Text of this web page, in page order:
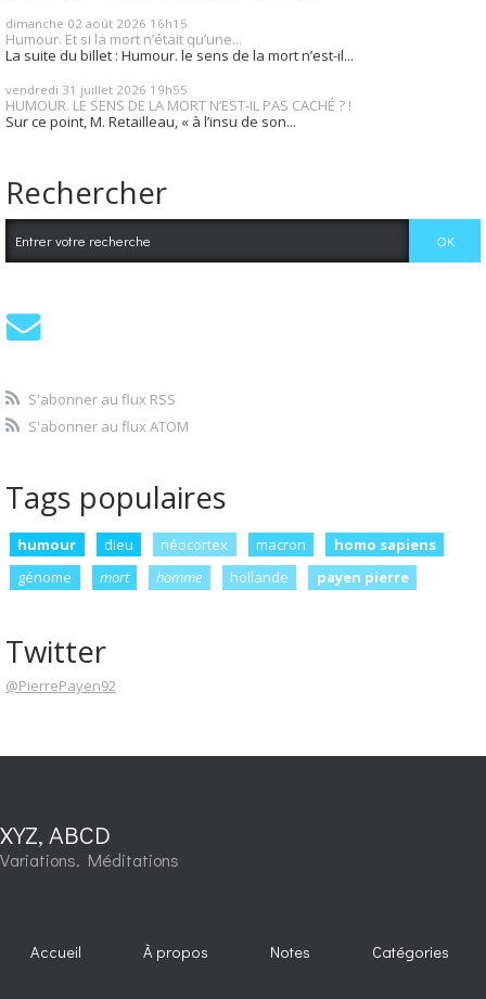
dimanche 02 août 2026 16h15
Humour. Et si la mort n’était qu’une...
La suite du billet : Humour. le sens de la mort n’est-il...
vendredi 31 juillet 2026 19h55
HUMOUR. LE SENS DE LA MORT N’EST-IL PAS CACHÉ ? !
Sur ce point, M. Retailleau, « à l’insu de son...
Rechercher
S'abonner au flux RSS
S'abonner au flux ATOM
Tags populaires
humour dieu néocortex macron
homo sapiens
génome
mort homme hollande payen pierre
Twitter
@PierrePayen92
XYZ, ABCD
Variations. Méditations
Accueil À propos Notes Catégories